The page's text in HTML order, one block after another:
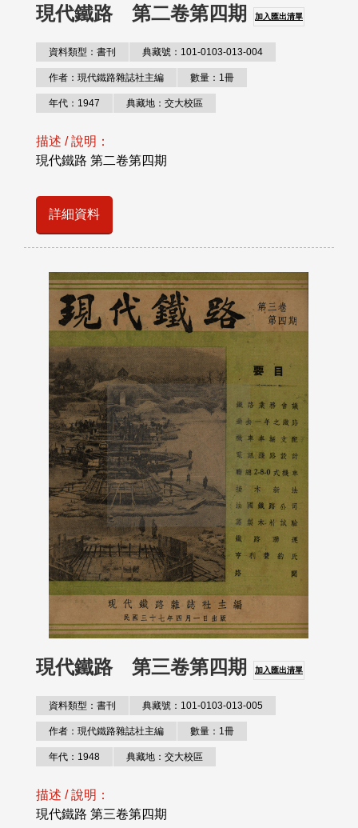
現代鐵路 第二卷第四期 加入匯出清單
資料類型：書刊 典藏號：101-0103-013-004
作者：現代鐵路雜誌社主編 數量：1冊
年代：1947 典藏地：交大校區
描述 / 說明：
現代鐵路 第二卷第四期
詳細資料
現代鐵路 第三卷第四期 加入匯出清單
資料類型：書刊 典藏號：101-0103-013-005
作者：現代鐵路雜誌社主編 數量：1冊
年代：1948 典藏地：交大校區
描述 / 說明：
現代鐵路 第三卷第四期